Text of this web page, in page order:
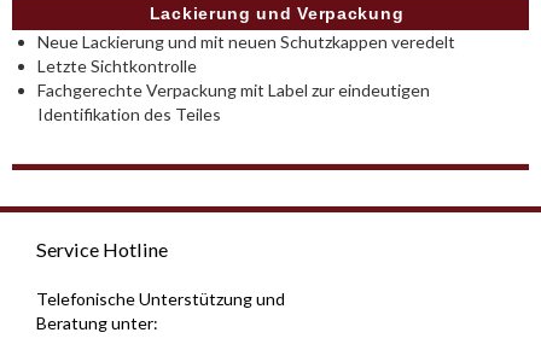
Lackierung und Verpackung
Neue Lackierung und mit neuen Schutzkappen veredelt
Letzte Sichtkontrolle
Fachgerechte Verpackung mit Label zur eindeutigen
Identifikation des Teiles
Service Hotline
Telefonische Unterstützung und
Beratung unter: